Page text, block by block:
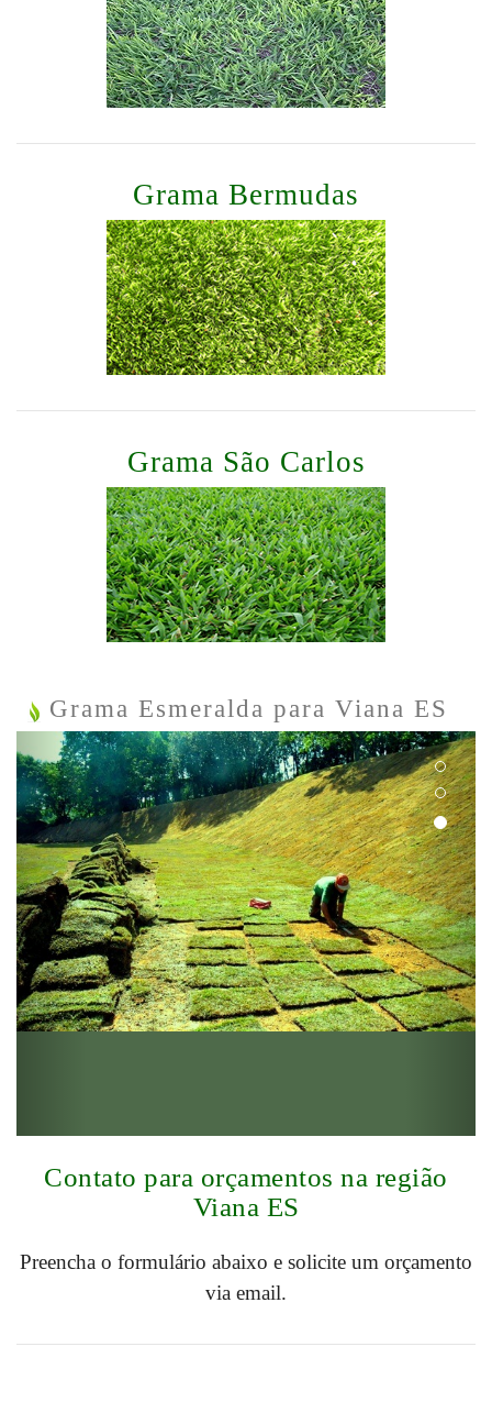
Grama Bermudas
Grama São Carlos
Grama Esmeralda para Viana ES
Previous Next
Contato para orçamentos na região
Viana ES
Preencha o formulário abaixo e solicite um orçamento
via email.